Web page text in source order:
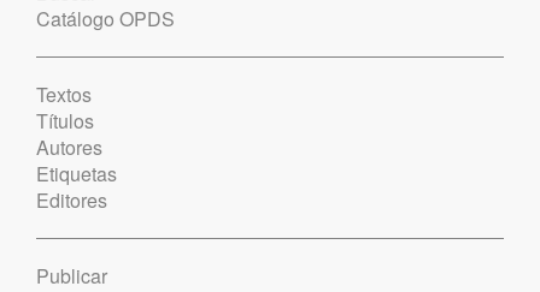
Catálogo OPDS
Textos
Títulos
Autores
Etiquetas
Editores
Publicar